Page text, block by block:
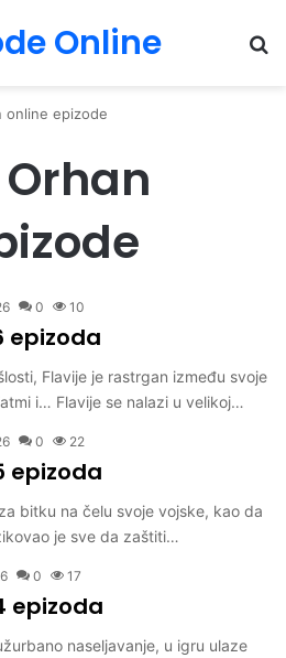
Online
online epizode
0 10
epizoda
Flavije je rastrgan između svoje
i… Flavije se nalazi u velikoj…
0 22
epizoda
bitku na čelu svoje vojske, kao da
je sve da zaštiti…
0 17
epizoda
naseljavanje, u igru ulaze